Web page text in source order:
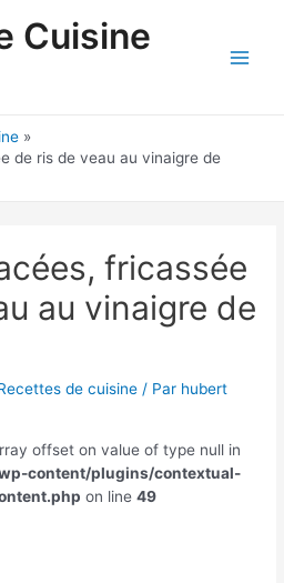
Cuisine
de ris de veau au vinaigre de
fricassée
au vinaigre de
de cuisine / Par hubert
offset on value of type null in
content/plugins/contextual-
on line49